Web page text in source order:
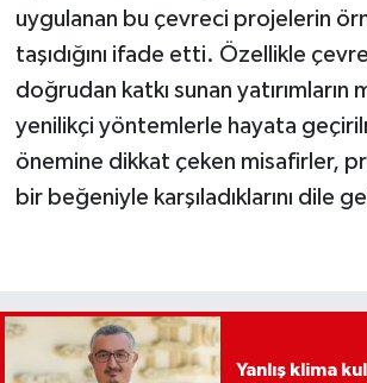
uygulanan bu çevreci projelerin
taşıdığını ifade etti. Özellikle çevre
doğrudan katkı sunan yatırımların
yenilikçi yöntemlerle hayata
önemine dikkat çeken misafirler,
bir beğeniyle karşıladıklarını dile
Yanlış klima